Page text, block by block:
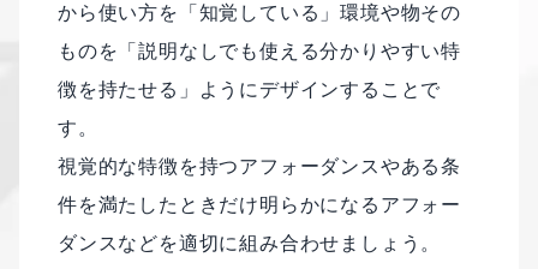
から使い方を「知覚している」環境や物その
ものを「説明なしでも使える分かりやすい特
徴を持たせる」ようにデザインすることで
す。
視覚的な特徴を持つアフォーダンスやある条
件を満たしたときだけ明らかになるアフォー
ダンスなどを適切に組み合わせましょう。